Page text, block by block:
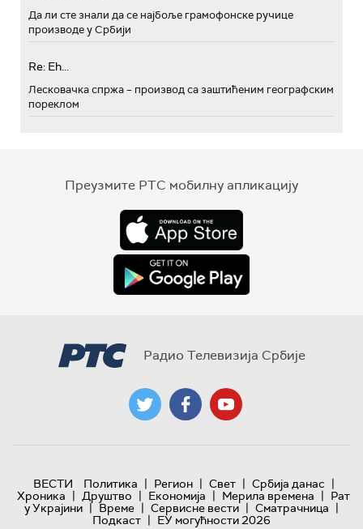
Да ли сте знали да се најбоље грамофонске ручице
производе у Србији
Re: Eh...
Лесковачка спржа – производ са заштићеним географским
пореклом
Преузмите РТС мобилну апликацију
Радио Телевизија Србије
ВЕСТИ Политика | Регион | Свет | Србија данас |
Хроника | Друштво | Економија | Мерила времена | Рат
у Украјини | Време | Сервисне вести | Сматрачница |
Подкаст | ЕУ могућности 2026